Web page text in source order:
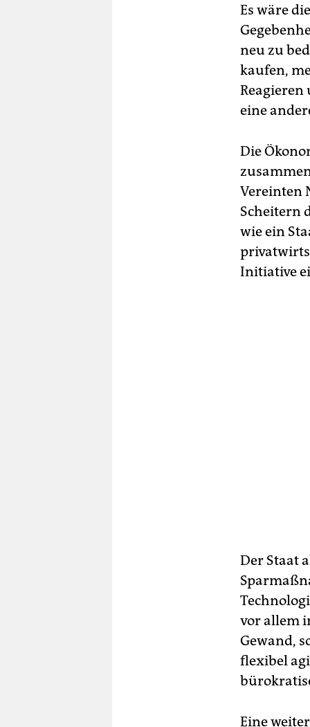
Es wäre
neu zu
kaufen,
eine
Die
Vereinten
Scheitern
wie ein
Initiative
Der Staat
vor allem
Gewand,
flexibel
Eine